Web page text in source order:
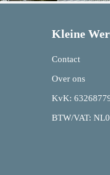
Kleine
Contact
Over ons
KvK:
BTW/VAT: